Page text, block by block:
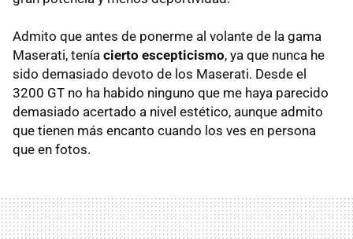
Admito que antes de ponerme al volante de la gama
Maserati, tenía cierto escepticismo, ya que nunca he
sido demasiado devoto de los Maserati. Desde el
3200 GT no ha habido ninguno que me haya parecido
demasiado acertado a nivel estético, aunque admito
que tienen más encanto cuando los ves en persona
que en fotos.